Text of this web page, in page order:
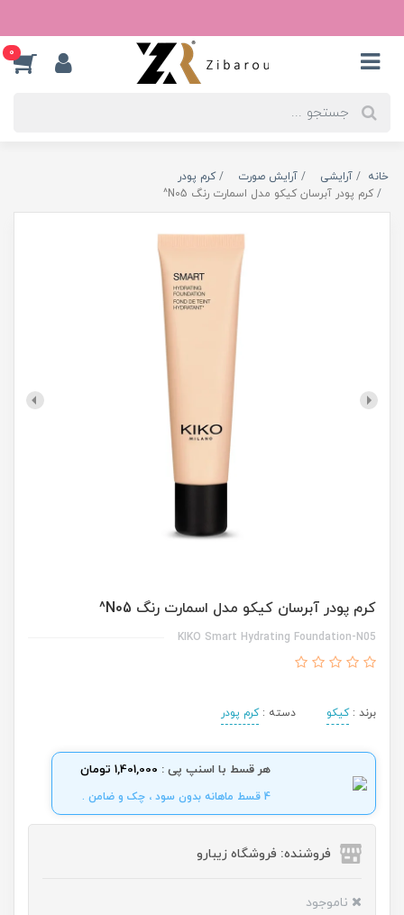
0
خانه آرایشی آرایش صورت
کرم پودر
کرم پودر آبرسان کیکو مدل اسمارت رنگ N05^
کرم پودر آبرسان کیکو مدل اسمارت رنگ N05^
KIKO Smart Hydrating Foundation-N05
برند :کیکو دسته :کرم پودر
هر قسط با اسنپ پی : 1,401,000 تومان
4 قسط ماهانه بدون سود ، چک و ضامن .
فروشنده: فروشگاه زیبارو
ناموجود